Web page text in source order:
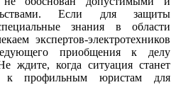
Если для защиты
знания в области
экспертов-электротехников
приобщения к делу
ждите, когда ситуация станет
к профильным юристам для